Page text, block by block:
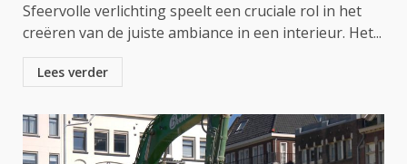
Sfeervolle verlichting speelt een cruciale rol in het
creëren van de juiste ambiance in een interieur. Het...
Lees verder